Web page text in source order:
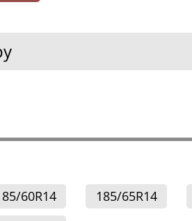
60R14 185/65R14